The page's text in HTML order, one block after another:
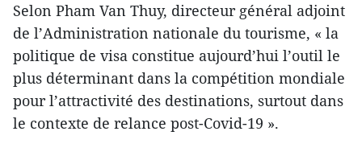
Selon Pham Van Thuy, directeur général adjoint
de l’Administration nationale du tourisme, « la
politique de visa constitue aujourd’hui l’outil le
plus déterminant dans la compétition mondiale
pour l’attractivité des destinations, surtout dans
le contexte de relance post-Covid-19 ».